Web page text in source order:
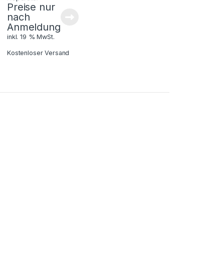
Preise nur
nach
Anmeldung
inkl. 19 % MwSt.
Kostenloser Versand